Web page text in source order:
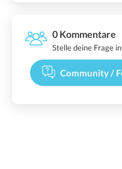
0 Kommentare
Stelle deine Frage
Community /